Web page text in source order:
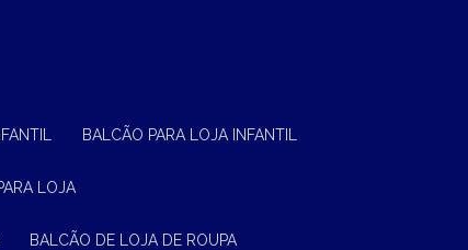
BALCÃO PARA LOJA INFANTIL
LOJA
BALCÃO DE LOJA DE ROUPA